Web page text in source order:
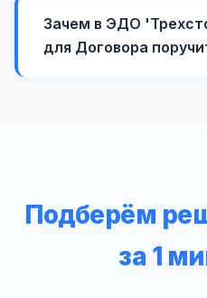
Зачем в ЭДО
для Договора
Подберём
за 1